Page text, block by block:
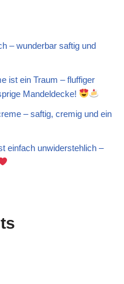
– wunderbar saftig und
ist ein Traum – fluffiger
Mandeldecke!
– saftig, cremig und ein
einfach unwiderstehlich –